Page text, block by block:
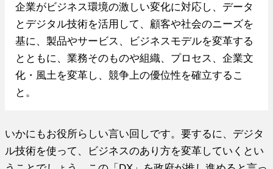
企業がビジネス環境の激しい変化に対応し、データ
とデジタル技術を活用して、顧客や社会のニーズを
基に、製品やサービス、ビジネスモデルを変革する
とともに、業務そのものや組織、プロセス、企業文
化・風土を変革し、競争上の優位性を確立するこ
と。
いかにもお役所らしい言い回しです。要するに、デジタ
ル技術を使って、ビジネスのあり方を変革していくとい